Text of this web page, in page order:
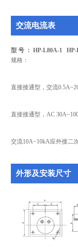
交流电流表
型 号 ： HP-L80A-1
规格：
直接接通型，交流
直接接通型，AC
交流10A~10kA应外接二
外形及安装尺寸